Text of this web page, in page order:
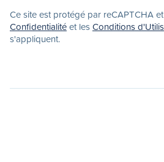
Ce site est protégé par reCAPTCHA
Confidentialitéet lesConditions
s'appliquent.